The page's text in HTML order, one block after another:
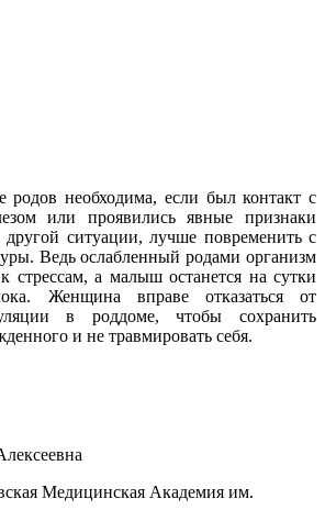
родов необходима, если был контакт с
или проявились явные признаки
ситуации, лучше повременить с
Ведь ослабленный родами организм
стрессам, а малыш останется на сутки
Женщина вправе отказаться от
в роддоме, чтобы сохранить
и не травмировать себя.
Медицинская Академия им.